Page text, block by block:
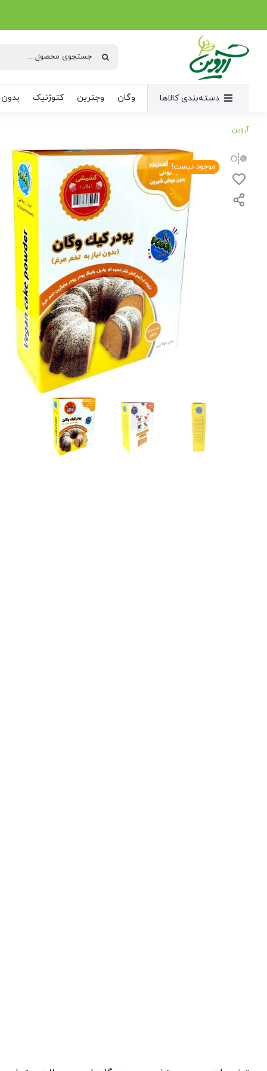
جستجو
دسته‌بندی کالاها وگان وجترین کتوژنیک
آروین
موجود نیست!